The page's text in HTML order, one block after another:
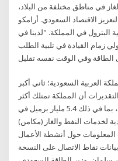
للنفط والغاز في مناطق مختلفة من البلاد،
الاقتصاد السعودي. أرامكو
البترول في المملكة. "لدينا في
زمام القيادة في تلبية الطلب
الطاقة وفي الوقت نفسه تقليل
العربية السعودية؛ ثاني أكبر
أن المملكة تمتلك أكثر
من 268.5 مليار برميل من النفط، بما في ذلك 5.4 مليار برميل في
لخدمات النفط والغاز (مكامن)
حول أنشطة الأعمال
نقاط الاتصال على النسخة